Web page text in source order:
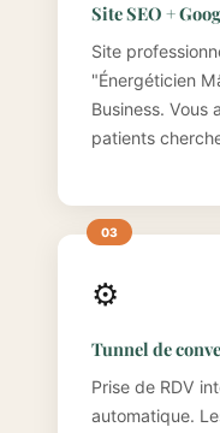
Site SEO +
Site
"Énergéticien
Business. Vous
patients
⚙️
Tunnel de
Prise de RDV
automatique.